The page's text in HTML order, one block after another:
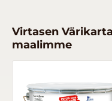
Virtasen
maalimme